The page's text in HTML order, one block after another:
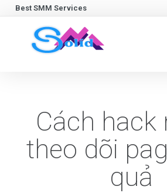
Best SMM Services
Cách hack
theo dõi
quả